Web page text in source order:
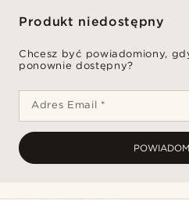
Produkt niedostępny
Chcesz być powiadomiony,
ponownie dostępny?
Adres Email *